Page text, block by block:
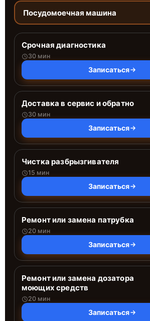
Посудомоечная машина
Срочная диагностика
30 мин
Записаться
Доставка в сервис и обратно
30 мин
Записаться
Чистка разбрызгивателя
15 мин
Записаться
Ремонт или замена патрубка
20 мин
Записаться
Ремонт или замена дозатора
моющих средств
20 мин
Записаться